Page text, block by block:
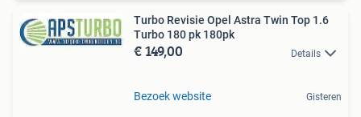
Turbo Revisie Opel Astra Twin Top 1.6
Turbo 180 pk 180pk
€ 149,00 Details
Bezoek website Gisteren